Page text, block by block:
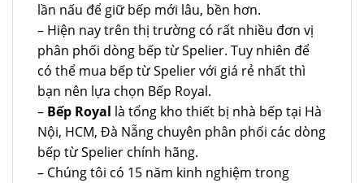
lần nấu để giữ bếp mới lâu, bền hơn.
– Hiện nay trên thị trường có rất nhiều đơn vị
phân phối dòng bếp từ Spelier. Tuy nhiên để
có thể mua bếp từ Spelier với giá rẻ nhất thì
bạn nên lựa chọn Bếp Royal.
– Bếp Royal là tổng kho thiết bị nhà bếp tại Hà
Nội, HCM, Đà Nẵng chuyên phân phối các dòng
bếp từ Spelier chính hãng.
– Chúng tôi có 15 năm kinh nghiệm trong